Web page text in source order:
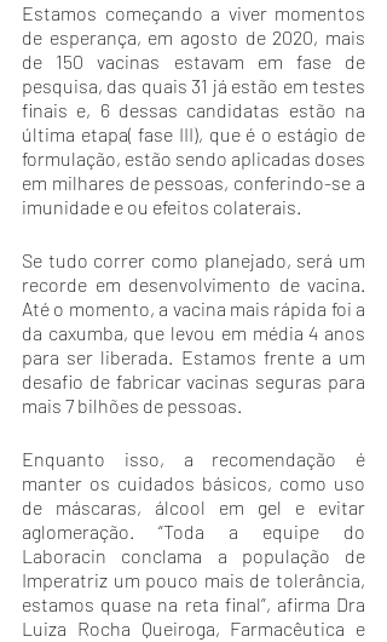
Estamos começando a viver momentos
de esperança, em agosto de 2020, mais
de 150 vacinas estavam em fase de
pesquisa, das quais 31 já estão em testes
finais e, 6 dessas candidatas estão na
última etapa( fase III), que é o estágio de
formulação, estão sendo aplicadas doses
em milhares de pessoas, conferindo-se a
imunidade e ou efeitos colaterais.
Se tudo correr como planejado, será um
recorde em desenvolvimento de vacina.
Até o momento, a vacina mais rápida foi a
da caxumba, que levou em média 4 anos
para ser liberada. Estamos frente a um
desafio de fabricar vacinas seguras para
mais 7 bilhões de pessoas.
Enquanto isso, a recomendação é
manter os cuidados básicos, como uso
de máscaras, álcool em gel e evitar
aglomeração. “Toda a equipe do
Laboracin conclama a população de
Imperatriz um pouco mais de tolerância,
estamos quase na reta final”, afirma Dra
Luiza Rocha Queiroga, Farmacêutica e